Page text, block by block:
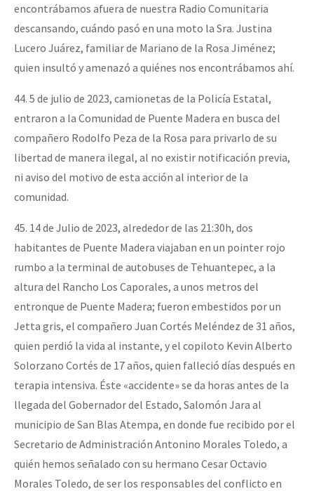
encontrábamos afuera de nuestra Radio Comunitaria
descansando, cuándo pasó en una moto la Sra. Justina
Lucero Juárez, familiar de Mariano de la Rosa Jiménez;
quien insultó y amenazó a quiénes nos encontrábamos ahí.
44. 5 de julio de 2023, camionetas de la Policía Estatal,
entraron a la Comunidad de Puente Madera en busca del
compañero Rodolfo Peza de la Rosa para privarlo de su
libertad de manera ilegal, al no existir notificación previa,
ni aviso del motivo de esta acción al interior de la
comunidad.
45. 14 de Julio de 2023, alrededor de las 21:30h, dos
habitantes de Puente Madera viajaban en un pointer rojo
rumbo a la terminal de autobuses de Tehuantepec, a la
altura del Rancho Los Caporales, a unos metros del
entronque de Puente Madera; fueron embestidos por un
Jetta gris, el compañero Juan Cortés Meléndez de 31 años,
quien perdió la vida al instante, y el copiloto Kevin Alberto
Solorzano Cortés de 17 años, quien falleció días después en
terapia intensiva. Éste «accidente» se da horas antes de la
llegada del Gobernador del Estado, Salomón Jara al
municipio de San Blas Atempa, en donde fue recibido por el
Secretario de Administración Antonino Morales Toledo, a
quién hemos señalado con su hermano Cesar Octavio
Morales Toledo, de ser los responsables del conflicto en